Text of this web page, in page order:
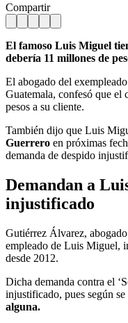
Compartir
El famoso Luis Miguel
debería 11 millones de
El abogado del
Guatemala, confesó que el
pesos a su cliente.
También dijo que Luis
Guerrero en próximas
demanda de despido
Demandan a
injustificado
Gutiérrez Álvarez,
empleado de Luis Miguel,
desde 2012.
Dicha demanda contra el
injustificado, pues según se
alguna.